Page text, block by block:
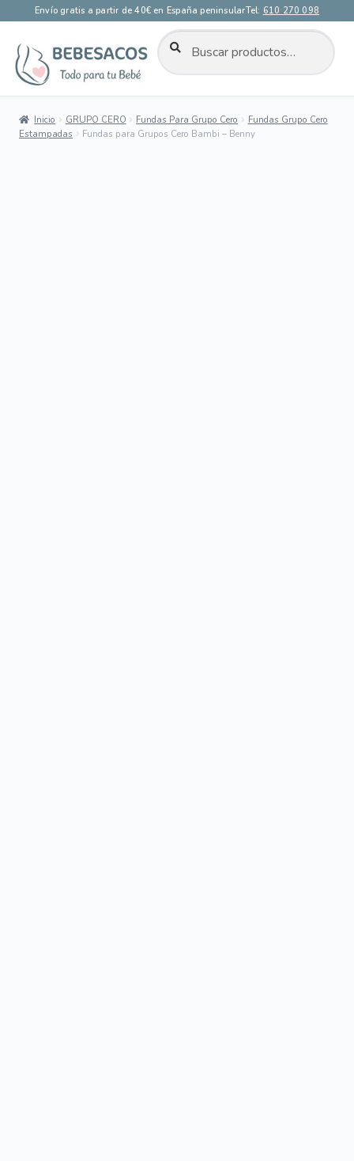
Envío gratis a partir de 40€ en España peninsularTel: 610 270 098
navegación
Buscar
por:
BUSCAR
Inicio GRUPO CERO Fundas Para Grupo Cero
Fundas Grupo Cero
Estampadas
Fundas para Grupos Cero Bambi – Benny